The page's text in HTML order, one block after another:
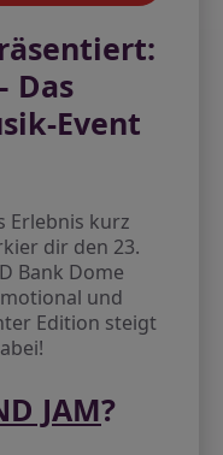
Das
Event
Erlebnis kurz
dir den 23.
Bank Dome
und
Edition steigt
JAM?